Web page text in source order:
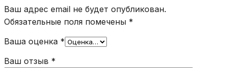
Ваш адрес email не будет опубликован.
Обязательные поля помечены *
Ваша оценка *
Ваш отзыв *